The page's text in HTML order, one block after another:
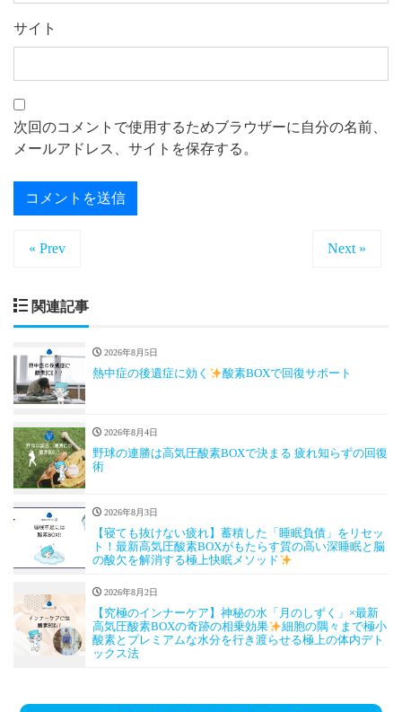
サイト
次回のコメントで使用するためブラウザーに自分の名前、
メールアドレス、サイトを保存する。
« Prev Next »
関連記事
2026年8月5日
熱中症の後遺症に効く 酸素BOXで回復サポート
2026年8月4日
野球の連勝は高気圧酸素BOXで決まる 疲れ知らずの回復
術
2026年8月3日
【寝ても抜けない疲れ】蓄積した「睡眠負債」をリセッ
ト！最新高気圧酸素BOXがもたらす質の高い深睡眠と脳
の酸欠を解消する極上快眠メソッド
2026年8月2日
【究極のインナーケア】神秘の水「月のしずく」×最新
高気圧酸素BOXの奇跡の相乗効果
細胞の隅々まで極小
酸素とプレミアムな水分を行き渡らせる極上の体内デト
ックス法